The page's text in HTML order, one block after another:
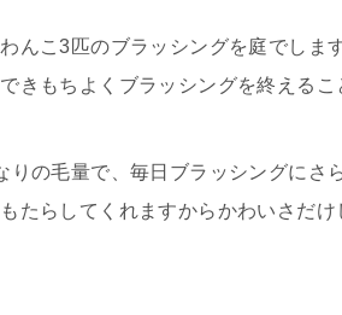
んこ3匹のブラッシングを庭でしま
きもちよくブラッシングを終えるこ
りの毛量で、毎日ブラッシングにさ
たらしてくれますからかわいさだけ